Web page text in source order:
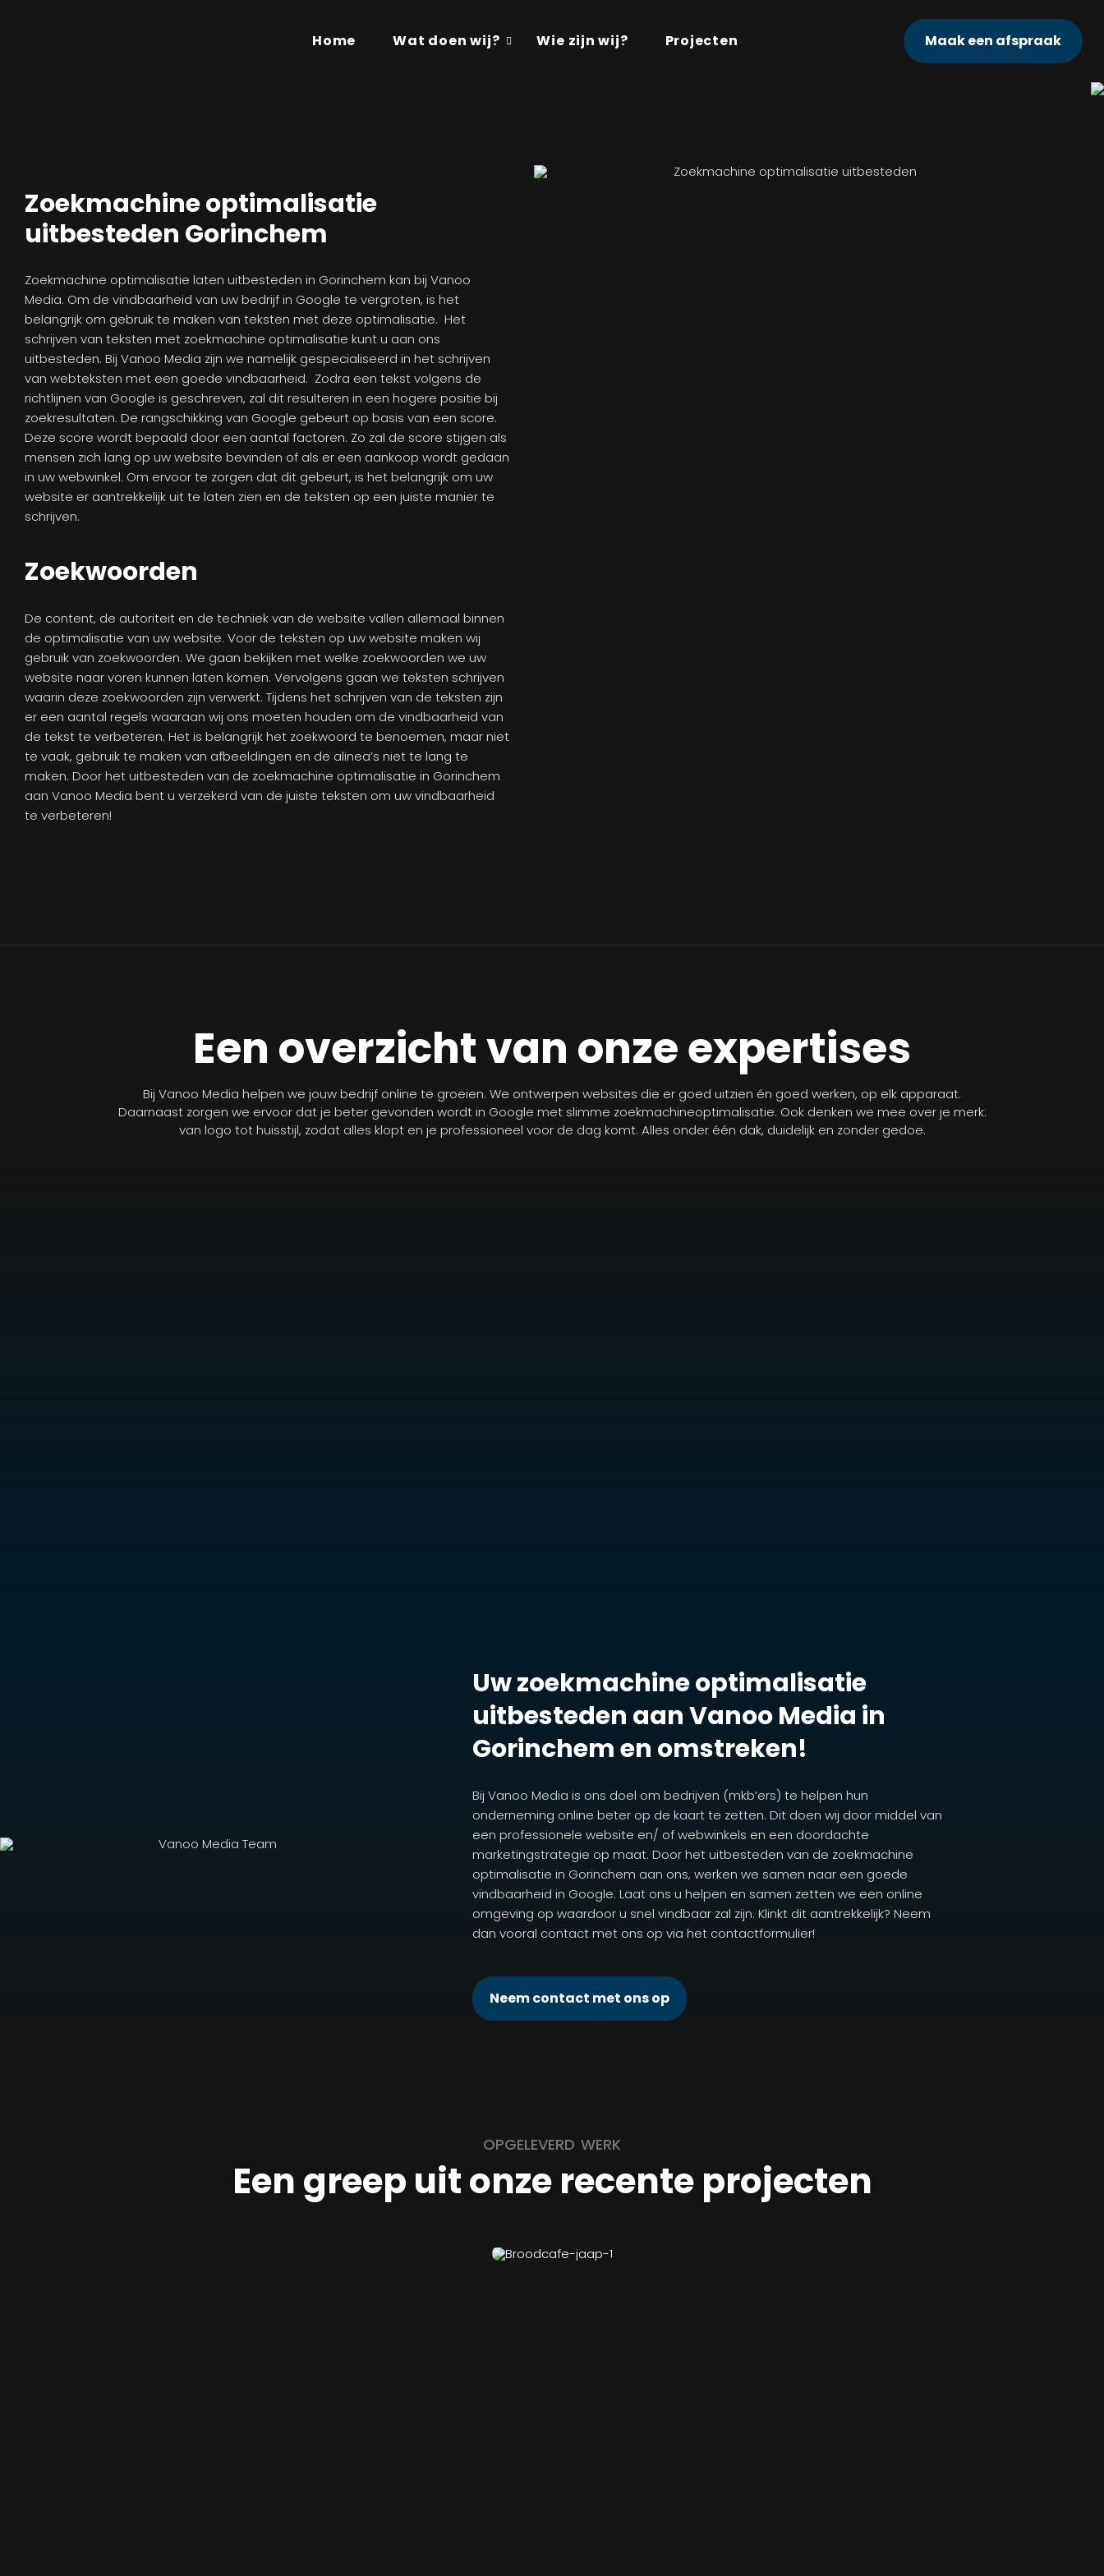
Home Wat doen wij? Wie zijn wij? Projecten Maak een afspraak
Zoekmachine optimalisatie
uitbesteden Gorinchem
Zoekmachine optimalisatie laten uitbesteden in Gorinchem kan bij Vanoo
Media. Om de vindbaarheid van uw bedrijf in Google te vergroten, is het
belangrijk om gebruik te maken van teksten met deze optimalisatie. Het
schrijven van teksten met zoekmachine optimalisatie kunt u aan ons
uitbesteden. Bij Vanoo Media zijn we namelijk gespecialiseerd in het schrijven
van webteksten met een goede vindbaarheid. Zodra een tekst volgens de
richtlijnen van Google is geschreven, zal dit resulteren in een hogere positie bij
zoekresultaten. De rangschikking van Google gebeurt op basis van een score.
Deze score wordt bepaald door een aantal factoren. Zo zal de score stijgen als
mensen zich lang op uw website bevinden of als er een aankoop wordt gedaan
in uw webwinkel. Om ervoor te zorgen dat dit gebeurt, is het belangrijk om uw
website er aantrekkelijk uit te laten zien en de teksten op een juiste manier te
schrijven.
Zoekwoorden
De content, de autoriteit en de techniek van de website vallen allemaal binnen
de optimalisatie van uw website. Voor de teksten op uw website maken wij
gebruik van zoekwoorden. We gaan bekijken met welke zoekwoorden we uw
website naar voren kunnen laten komen. Vervolgens gaan we teksten schrijven
waarin deze zoekwoorden zijn verwerkt. Tijdens het schrijven van de teksten zijn
er een aantal regels waaraan wij ons moeten houden om de vindbaarheid van
de tekst te verbeteren. Het is belangrijk het zoekwoord te benoemen, maar niet
te vaak, gebruik te maken van afbeeldingen en de alinea’s niet te lang te
maken. Door het uitbesteden van de zoekmachine optimalisatie in Gorinchem
aan Vanoo Media bent u verzekerd van de juiste teksten om uw vindbaarheid
te verbeteren!
Een overzicht van onze expertises
Bij Vanoo Media helpen we jouw bedrijf online te groeien. We ontwerpen websites die er goed uitzien én goed werken, op elk apparaat.
Daarnaast zorgen we ervoor dat je beter gevonden wordt in Google met slimme zoekmachineoptimalisatie. Ook denken we mee over je merk:
van logo tot huisstijl, zodat alles klopt en je professioneel voor de dag komt. Alles onder één dak, duidelijk en zonder gedoe.
Uw zoekmachine optimalisatie
uitbesteden aan Vanoo Media in
Gorinchem en omstreken!
Bij Vanoo Media is ons doel om bedrijven (mkb’ers) te helpen hun
onderneming online beter op de kaart te zetten. Dit doen wij door middel van
een professionele website en/ of webwinkels en een doordachte
marketingstrategie op maat. Door het uitbesteden van de zoekmachine
optimalisatie in Gorinchem aan ons, werken we samen naar een goede
vindbaarheid in Google. Laat ons u helpen en samen zetten we een online
omgeving op waardoor u snel vindbaar zal zijn. Klinkt dit aantrekkelijk? Neem
dan vooral contact met ons op via het contactformulier!
Neem contact met ons op
OPGELEVERD WERK
Een greep uit onze recente projecten